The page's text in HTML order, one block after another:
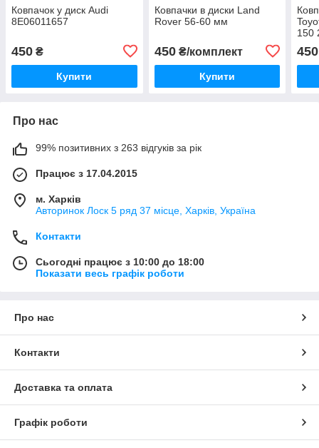
Ковпачок у диск Audi
8E06011657
450 ₴
Купити
Ковпачки в диски Land
Rover 56-60 мм
450₴/комплект
Купити
150
450
Про нас
99% позитивних з 263 відгуків за рік
Працює з 17.04.2015
м. Харків
Авторинок Лоск 5 ряд 37 місце, Харків, Україна
Контакти
Сьогодні працює з 10:00 до 18:00
Показати весь графік роботи
Про нас
Контакти
Доставка та оплата
Графік роботи